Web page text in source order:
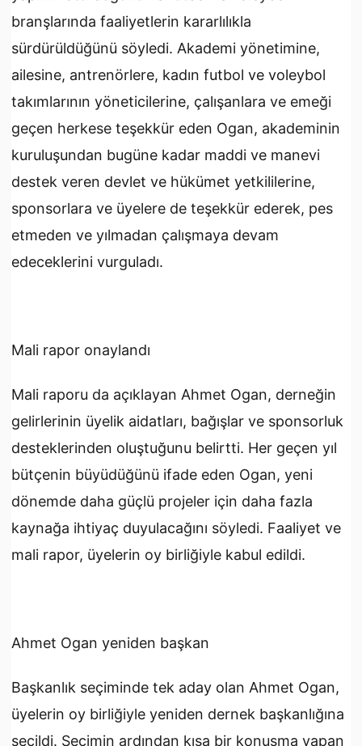
branşlarında faaliyetlerin kararlılıkla
sürdürüldüğünü söyledi. Akademi yönetimine,
ailesine, antrenörlere, kadın futbol ve voleybol
takımlarının yöneticilerine, çalışanlara ve emeği
geçen herkese teşekkür eden Ogan, akademinin
kuruluşundan bugüne kadar maddi ve manevi
destek veren devlet ve hükümet yetkililerine,
sponsorlara ve üyelere de teşekkür ederek, pes
etmeden ve yılmadan çalışmaya devam
edeceklerini vurguladı.
Mali rapor onaylandı
Mali raporu da açıklayan Ahmet Ogan, derneğin
gelirlerinin üyelik aidatları, bağışlar ve sponsorluk
desteklerinden oluştuğunu belirtti. Her geçen yıl
bütçenin büyüdüğünü ifade eden Ogan, yeni
dönemde daha güçlü projeler için daha fazla
kaynağa ihtiyaç duyulacağını söyledi. Faaliyet ve
mali rapor, üyelerin oy birliğiyle kabul edildi.
Ahmet Ogan yeniden başkan
Başkanlık seçiminde tek aday olan Ahmet Ogan,
üyelerin oy birliğiyle yeniden dernek başkanlığına
seçildi. Seçimin ardından kısa bir konuşma yapan